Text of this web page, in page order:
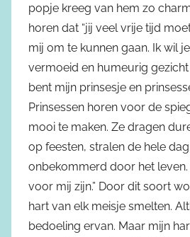
popje kreeg van hem zo
horen dat “jij veel vrije tijd
mij om te kunnen gaan. Ik wil
vermoeid en humeurig
bent mijn prinsesje en
Prinsessen horen voor de
mooi te maken. Ze dragen
op feesten, stralen de hele
onbekommerd door het
voor mij zijn.” Door dit soort
hart van elk meisje smelten.
bedoeling ervan. Maar mijn